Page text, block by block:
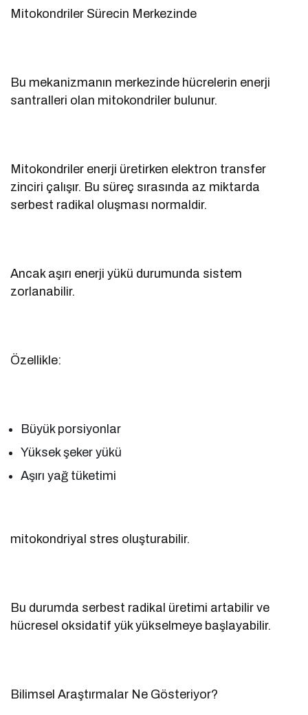
Mitokondriler Sürecin Merkezinde
Bu mekanizmanın merkezinde hücrelerin enerji
santralleri olan mitokondriler bulunur.
Mitokondriler enerji üretirken elektron transfer
zinciri çalışır. Bu süreç sırasında az miktarda
serbest radikal oluşması normaldir.
Ancak aşırı enerji yükü durumunda sistem
zorlanabilir.
Özellikle:
Büyük porsiyonlar
Yüksek şeker yükü
Aşırı yağ tüketimi
mitokondriyal stres oluşturabilir.
Bu durumda serbest radikal üretimi artabilir ve
hücresel oksidatif yük yükselmeye başlayabilir.
Bilimsel Araştırmalar Ne Gösteriyor?